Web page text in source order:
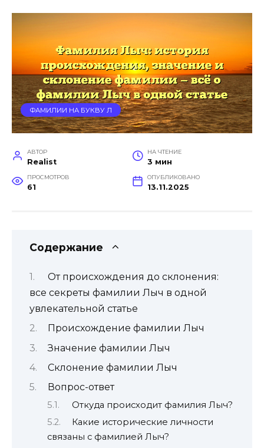
ФАМИЛИИ НА БУКВУ Л
АВТОР
Realist
НА ЧТЕНИЕ
3 мин
ПРОСМОТРОВ
61
ОПУБЛИКОВАНО
13.11.2025
Содержание
От происхождения до склонения:
все секреты фамилии Лыч в одной
увлекательной статье
Происхождение фамилии Лыч
Значение фамилии Лыч
Склонение фамилии Лыч
Вопрос-ответ
Откуда происходит фамилия Лыч?
Какие исторические личности
связаны с фамилией Лыч?